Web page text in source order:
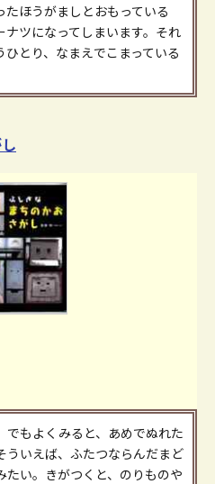
ほうがましとおもっている
ナツになってしまいます。それ
とり、なまえでこまっている
でもよくみると、あめでぬれた
ういえば、ふたつならんだまど
い。きがつくと、のりものや